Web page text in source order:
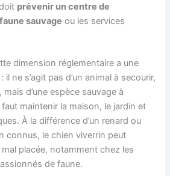
prévenir un centre de
sauvage ou les services
dimension réglementaire a une
ne s’agit pas d’un animal à secourir,
d’une espèce sauvage à
maintenir la maison, le jardin et
À la différence d’un renard ou
connus, le chien viverrin peut
placée, notamment chez les
de faune.